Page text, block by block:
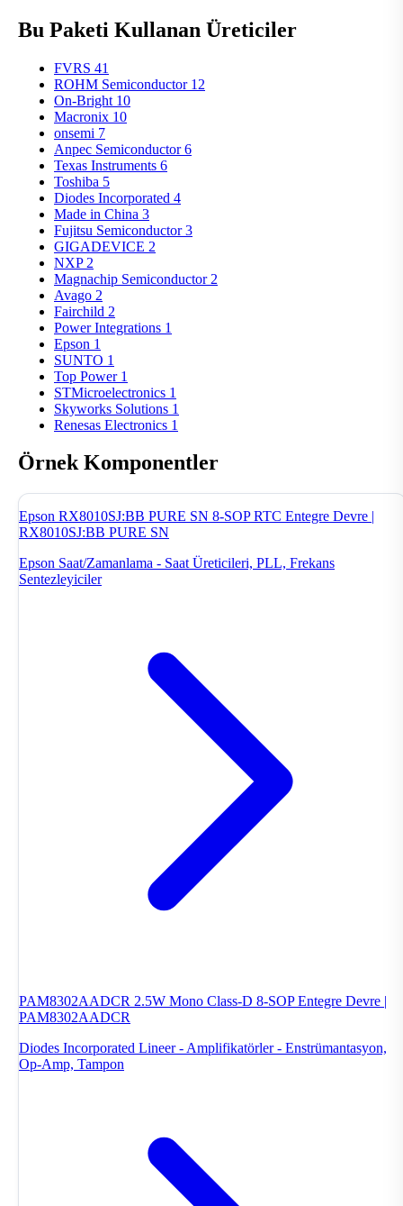
Bu Paketi Kullanan Üreticiler
FVRS 41
ROHM Semiconductor 12
On-Bright 10
Macronix 10
onsemi 7
Anpec Semiconductor6
Texas Instruments 6
Toshiba 5
Diodes Incorporated 4
Made in China 3
Fujitsu Semiconductor3
GIGADEVICE 2
NXP 2
Magnachip Semiconductor 2
Avago 2
Fairchild 2
Power Integrations 1
Epson 1
SUNTO 1
Top Power 1
STMicroelectronics 1
Skyworks Solutions 1
Renesas Electronics 1
Örnek Komponentler
Epson RX8010SJ:BB PURE SN 8-SOP RTC Entegre Devre |
RX8010SJ:BB PURE SN
Epson Saat/Zamanlama - Saat Üreticileri, PLL, Frekans
Sentezleyiciler
PAM8302AADCR 2.5W Mono Class-D 8-SOP Entegre Devre |
PAM8302AADCR
Diodes Incorporated Lineer - Amplifikatörler - Enstrümantasyon,
Op-Amp, Tampon